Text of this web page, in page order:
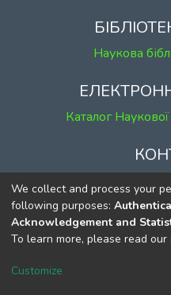
Наукова
Каталог
м. Київ, вул.
к.
тел.
We collect and process your
following purposes:
Acknowledgement and
To learn more, please read our
Customize